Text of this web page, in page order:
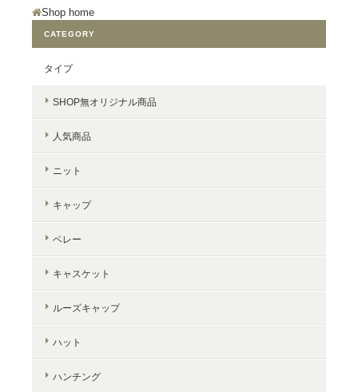
Shop home
CATEGORY
タイプ
SHOP無オリジナル商品
人気商品
ニット
キャップ
ベレー
キャスケット
ルーズキャップ
ハット
ハンチング